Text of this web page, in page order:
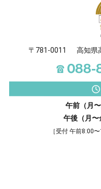
〒781-0011 高知県
☎088-
午前（月
午後（月
［受付 午前8:00